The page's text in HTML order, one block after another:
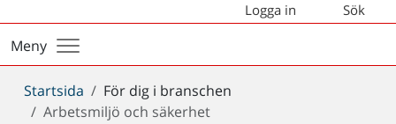
Logga in Sök
Meny
Du
är
Startsida
För dig i branschen
Arbetsmiljö och säkerhet